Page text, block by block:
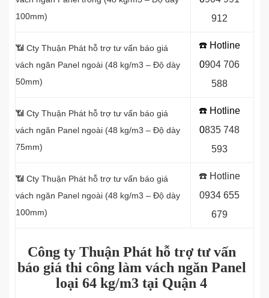
100mm)
912
📶 Cty Thuận Phát hỗ trợ tư vấn báo giá
vách ngăn Panel ngoài (48 kg/m3 – Độ dày
50mm)
☎️ Hotline
0904 706
588
📶 Cty Thuận Phát hỗ trợ tư vấn báo giá
vách ngăn Panel ngoài (48 kg/m3 – Độ dày
75mm)
☎️ Hotline
0835 748
593
📶 Cty Thuận Phát hỗ trợ tư vấn báo giá
vách ngăn Panel ngoài (48 kg/m3 – Độ dày
100mm)
☎️ Hotline
0934 655
679
Công ty Thuận Phát hỗ trợ tư vấn
báo giá thi công làm vách ngăn Panel
loại 64 kg/m3 tại Quận 4